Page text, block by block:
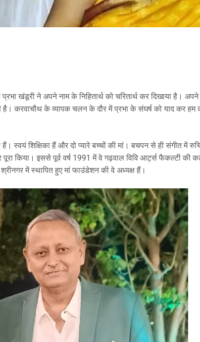
प्रभा खंडूरी ने अपने नाम के निहितार्थ को चरितार्थ कर दिखाया है।
है। करवाचौथ के व्यापक चलन के दौर में प्रभा के संघर्ष को याद कर
स्वयं शिक्षिका हैं और दो प्यारे बच्चों की मां। बचपन से ही संगीत में
पूरा किया। इससे पूर्व वर्ष 1991 में वे गढ़वाल विवि आर्ट्स फैकल्टी की
में स्थापित हुए मां फाउंडेशन की वे अध्यक्ष हैं।